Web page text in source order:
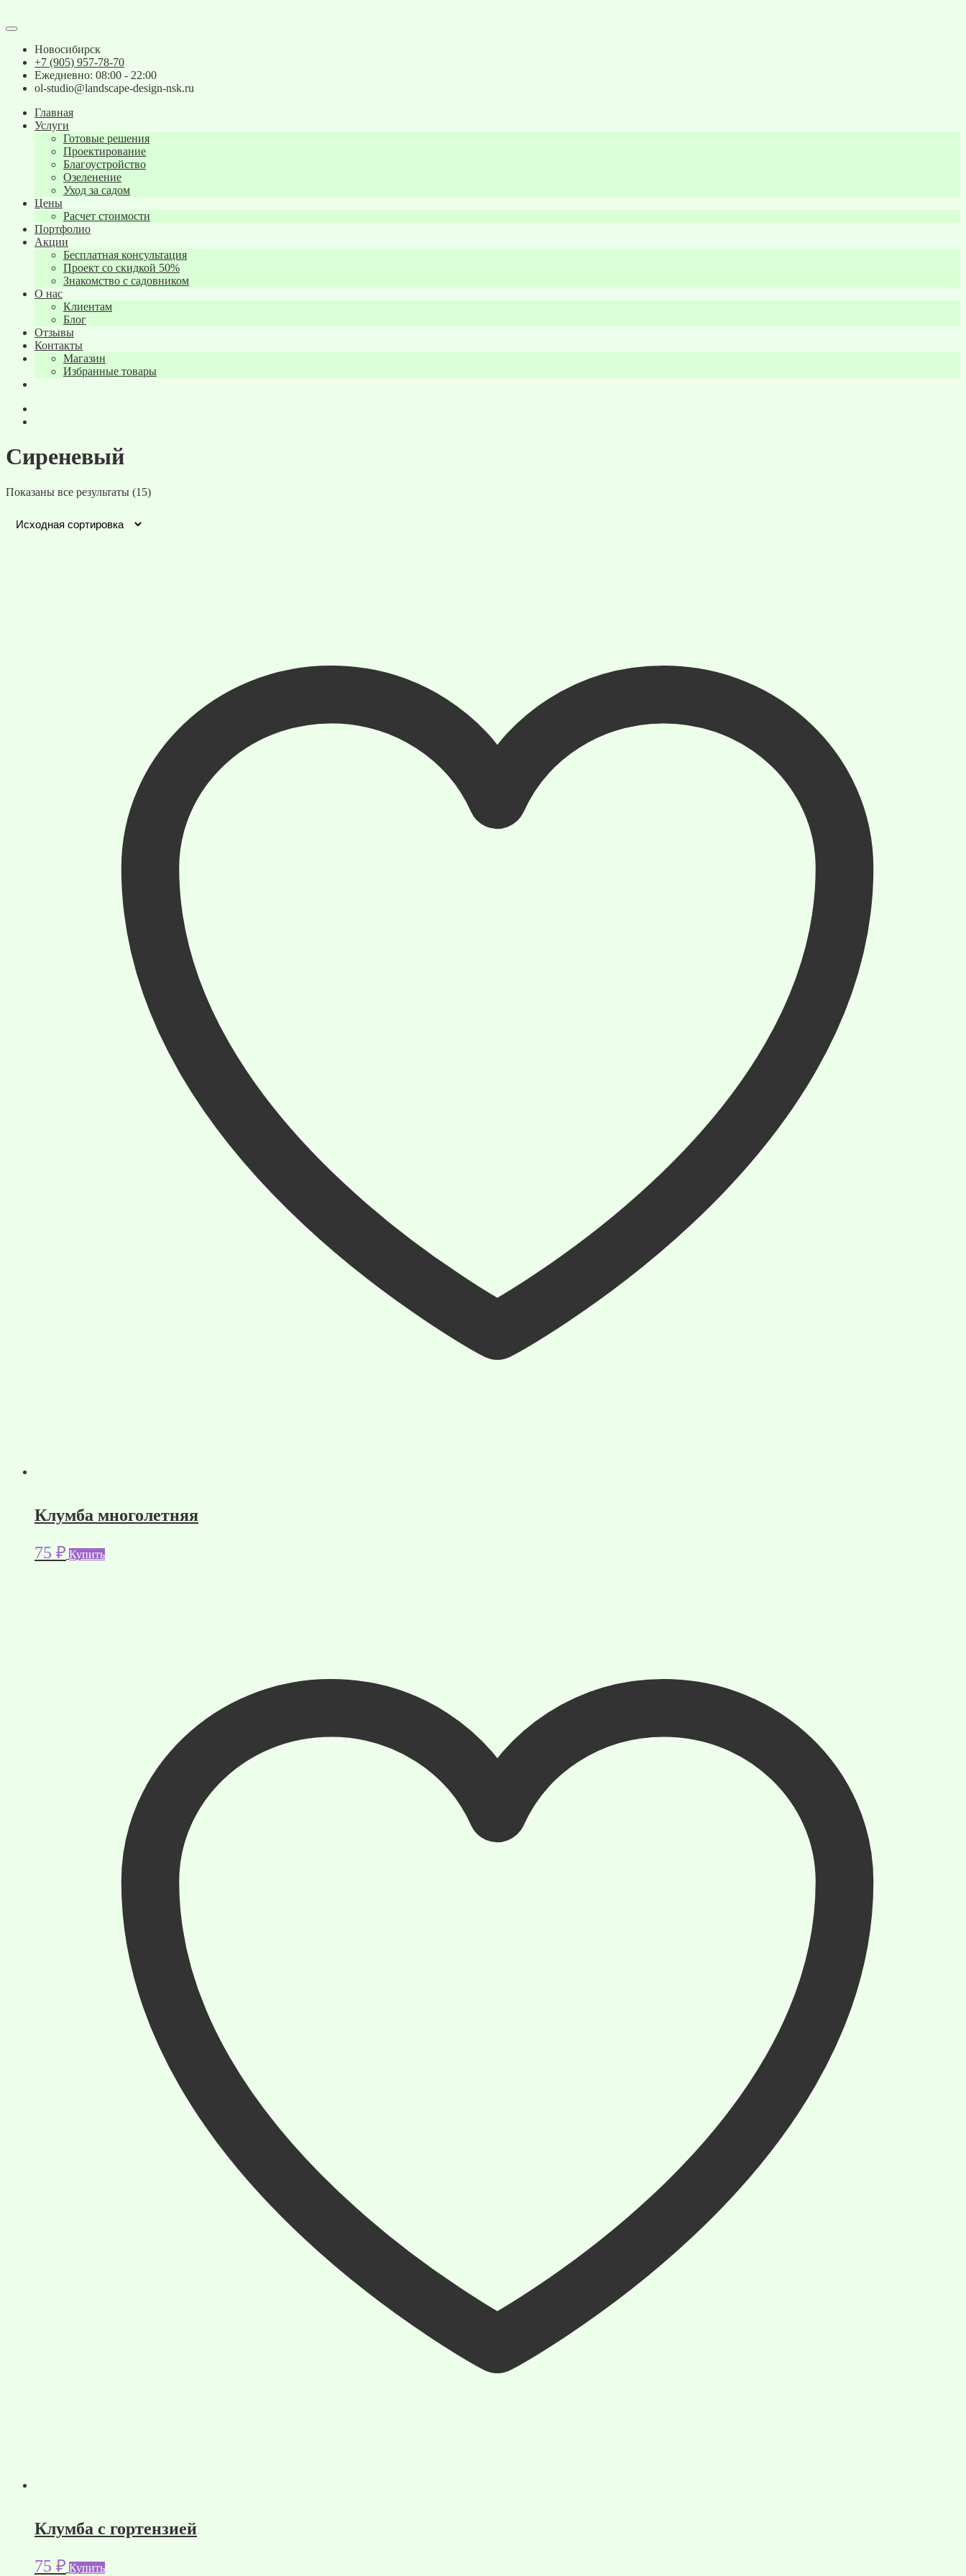
Новосибирск
+7 (905) 957-78-70
Ежедневно: 08:00 - 22:00
ol-studio@landscape-design-nsk.ru
Главная
Услуги
Готовые решения
Проектирование
Благоустройство
Озеленение
Уход за садом
Цены
Расчет стоимости
Портфолио
Акции
Бесплатная консультация
Проект со скидкой 50%
Знакомство с садовником
О нас
Клиентам
Блог
Отзывы
Контакты
Магазин
Избранные товары
Сиреневый
Показаны все результаты (15)
Клумба многолетняя
75 ₽ Купить
Клумба с гортензией
75 ₽ Купить